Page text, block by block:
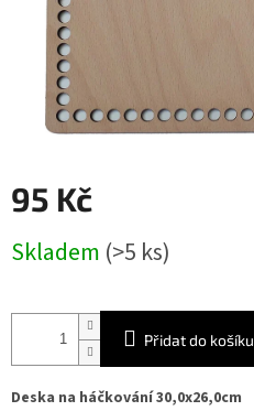
95 Kč
cena:
Skladem (>5 ks)
Přidat do košíku
Deska na háčkování 30,0x26,0cm